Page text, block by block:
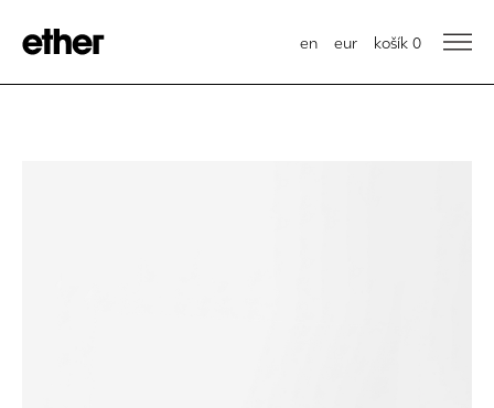
en eur košík 0